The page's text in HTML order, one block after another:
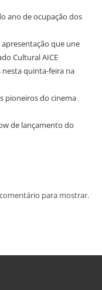
ano de ocupação dos
que une
Cultural AICE
nesta quinta-feira na
pioneiros do cinema
de lançamento do
para mostrar.